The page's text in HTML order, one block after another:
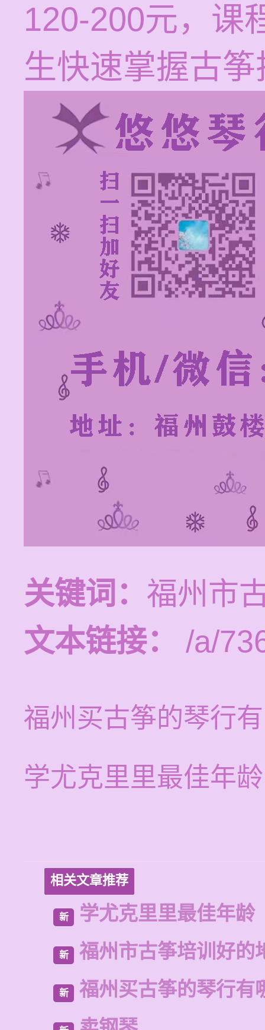
120-200元，课
生快速掌握古
关键词： 福州市
文本链接：
/a/
福州买古筝的琴行
学尤克里里最佳年龄
相关文章推荐
新 学尤克里里最佳年龄
新 福州市古筝培训好的
新 福州买古筝的琴行有